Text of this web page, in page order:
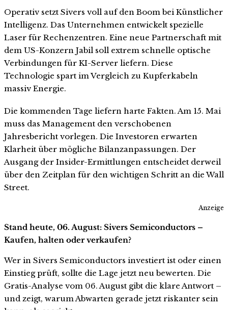
Operativ setzt Sivers voll auf den Boom bei Künstlicher
Intelligenz. Das Unternehmen entwickelt spezielle
Laser für Rechenzentren. Eine neue Partnerschaft mit
dem US-Konzern Jabil soll extrem schnelle optische
Verbindungen für KI-Server liefern. Diese
Technologie spart im Vergleich zu Kupferkabeln
massiv Energie.
Die kommenden Tage liefern harte Fakten. Am 15. Mai
muss das Management den verschobenen
Jahresbericht vorlegen. Die Investoren erwarten
Klarheit über mögliche Bilanzanpassungen. Der
Ausgang der Insider-Ermittlungen entscheidet derweil
über den Zeitplan für den wichtigen Schritt an die Wall
Street.
Anzeige
Stand heute, 06. August: Sivers Semiconductors –
Kaufen, halten oder verkaufen?
Wer in Sivers Semiconductors investiert ist oder einen
Einstieg prüft, sollte die Lage jetzt neu bewerten. Die
Gratis-Analyse vom 06. August gibt die klare Antwort –
und zeigt, warum Abwarten gerade jetzt riskanter sein